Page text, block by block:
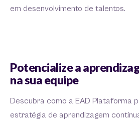
em desenvolvimento de talentos.
Potencialize a
na sua equipe
Descubra como a EAD Plataforma
estratégia de aprendizagem